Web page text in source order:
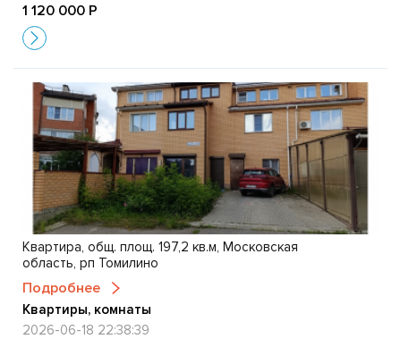
1 120 000 Р
Квартира, общ. площ. 197,2 кв.м, Московская
область, рп Томилино
Подробнее
Квартиры, комнаты
2026-06-18 22:38:39